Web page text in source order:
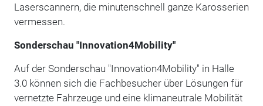
Laserscannern, die minutenschnell ganze Karosserien
vermessen.
Sonderschau "Innovation4Mobility"
Auf der Sonderschau "Innovation4Mobility" in Halle
3.0 können sich die Fachbesucher über Lösungen für
vernetzte Fahrzeuge und eine klimaneutrale Mobilität